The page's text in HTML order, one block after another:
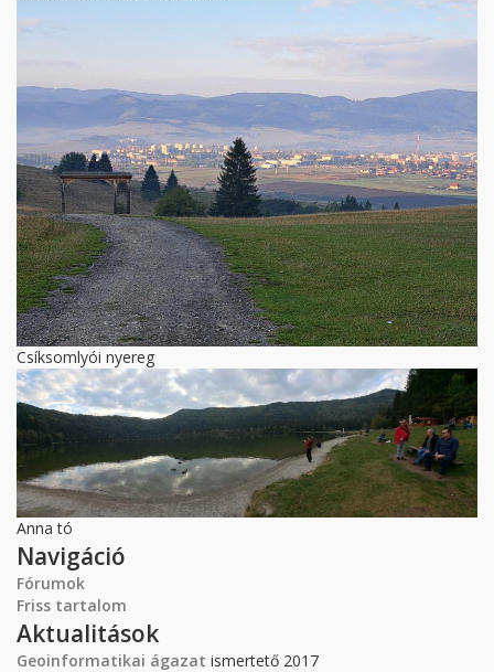
Csíksomlyói nyereg
Anna tó
Navigáció
Fórumok
Friss tartalom
Aktualitások
Geoinformatikai ágazat ismertető 2017